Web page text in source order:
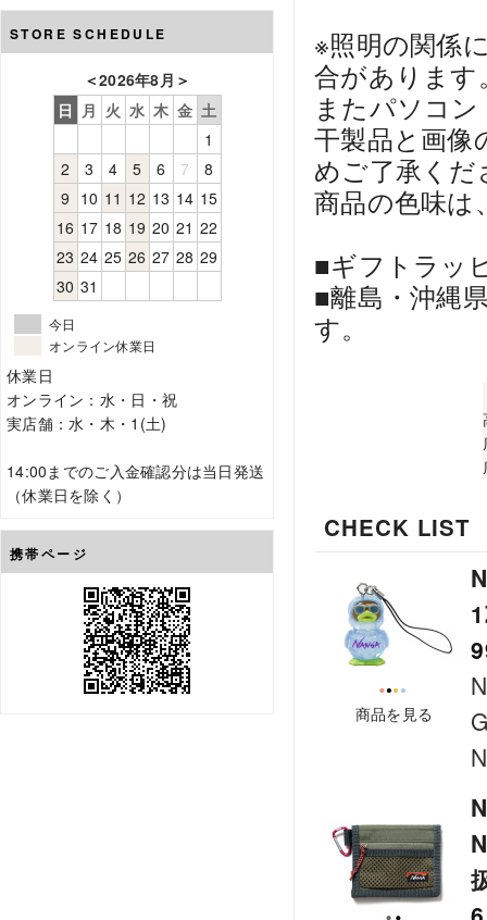
STORE SCHEDULE
＜2026年8月 ＞
日 月 火 水 木 金 土
1
2
3 4 5 6 7
8
9 10 11 12 13 14 15
16 17 18 19 20 21 22
23 24 25 26 27 28 29
30 31
今日
オンライン休業日
休業日
オンライン：水・日・祝
実店舗：水・木・1(土)
14:00までのご入金確認分は当日発送
（休業日を除く）
携帯ページ
※照明の関係
合があります
またパソコ
干製品と画像
めご了承くだ
商品の色味は
■ギフトラッ
■離島・沖縄
す。
CHECK LIST
商品を見る